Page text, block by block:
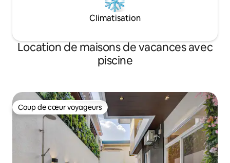
Climatisation
Location de maisons de vacances avec
piscine
Coup de cœur voyageurs
Coup de cœur voyageurs